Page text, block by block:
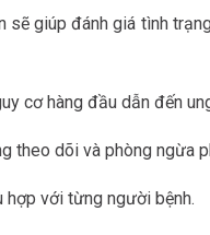
giúp đánh giá tình
cơ hàng đầu dẫn đến
theo dõi và phòng ngừa
với từng người bệnh.